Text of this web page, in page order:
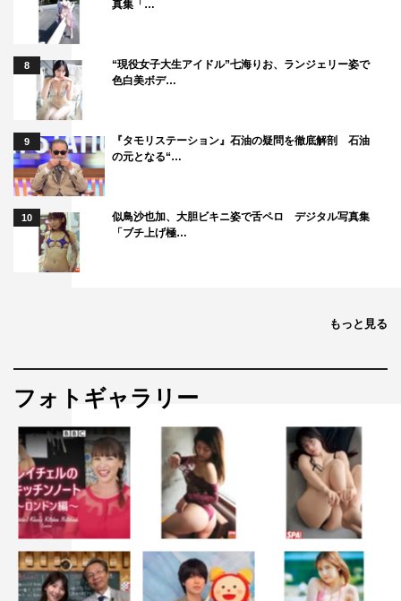
えるといいかなと思います。成長でもあるし、実は初心を
て伝わるといいなと思いました。
――北川さんの印象は？
最初からとても良い関係性の中で撮影に入らせていただい
ています。北川さん演じる唯はとても凛としていて、でも
ちょっとだけ抜けているところもありますが、そこは北川
さんに少し似ているかもしれませんね。
――あらためて今作の見どころを教えてください。
えたりもします。話の展開が早くとても見やすいとも思い
と思います。見てくださった皆さんがもし面白かったと思
っていただいたら、ぜひ「面白かった～！」と大きく話し
てください。そうするとシリーズ化につながるかもしれま
せん。よろしくお願いします（笑）。
真集「…
8
“現役女子大生アイドル”七海りお、ランジェリー姿で
色白美ボデ…
9
『タモリステーション』石油の疑問を徹底解剖 石油
の元となる“…
10
似鳥沙也加、大胆ビキニ姿で舌ペロ デジタル写真集
「ブチ上げ極…
もっと見る
フォトギャラリー